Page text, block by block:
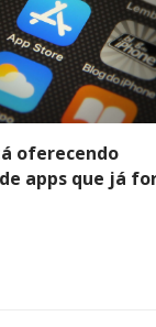
oferecendo
apps que já